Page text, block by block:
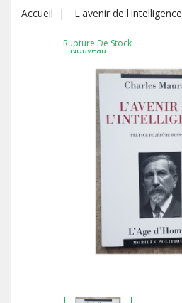
Accueil L'avenir de l'intelligence
Nouveau
Rupture De Stock